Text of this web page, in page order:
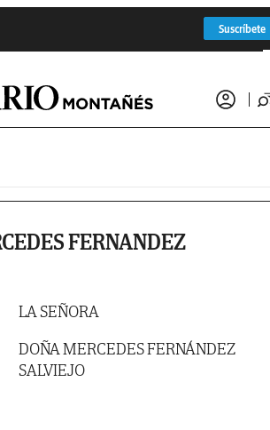
Suscríbete
FERNANDEZ
LA SEÑORA
DOÑA MERCEDES FERNÁNDEZ
SALVIEJO